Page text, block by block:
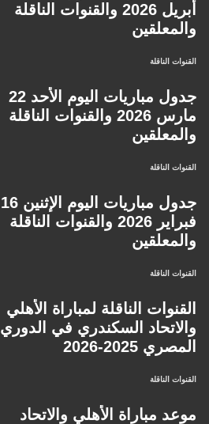
أبريل 2026 والقنوات الناقلة
والمعلقين
القنوات الناقلة
جدول مباريات اليوم الأحد 22
مارس 2026 والقنوات الناقلة
والمعلقين
القنوات الناقلة
جدول مباريات اليوم الإثنين 16
فبراير 2026 والقنوات الناقلة
والمعلقين
القنوات الناقلة
القنوات الناقلة لمباراة الأهلي
والاتحاد السكندري في الدوري
المصري 2025-2026
القنوات الناقلة
موعد مباراة الأهلي والاتحاد